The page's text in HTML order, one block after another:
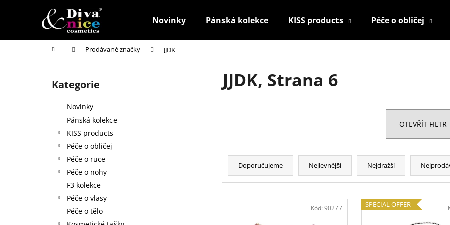
Novinky Pánská kolekce KISS products Péče o obličej
Domů Prodávané značky JJDK
Přeskočit
kategorie
Kategorie
Novinky
Pánská kolekce
KISS products
Péče o obličej
Péče o ruce
Péče o nohy
F3 kolekce
Péče o vlasy
Péče o tělo
JJDK, Strana 6
OTEVŘÍT FILTR
Ř
z
Doporučujeme Nejlevnější Nejdražší
V
Kód:90277 SPECIAL OFFER
í
Zpět
do
Zpět
do
HOUBIČKA NA MAKE-UP, KULATÁ